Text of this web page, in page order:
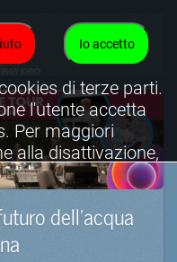
dell’acqua
Io accetto
di terze parti.
l'utente accetta
Per maggiori
alla disattivazione,
cookies